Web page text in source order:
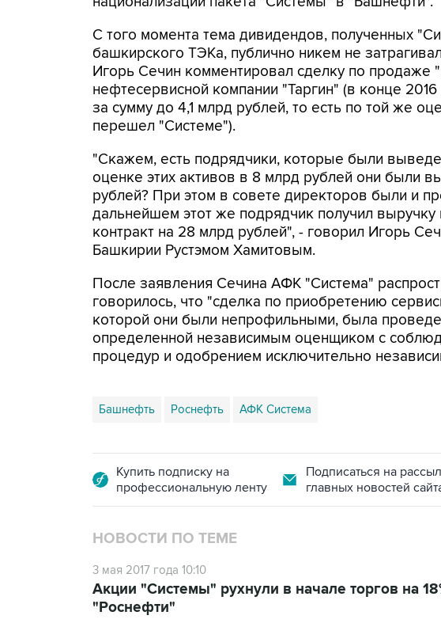
С того момента тема дивидендов, полученных
башкирского ТЭКа, публично никем не
Игорь Сечин комментировал сделку по
нефтесервисной компании "Таргин" (в конце
за сумму до 4,1 млрд рублей, то есть по той же
перешел "Системе").
"Скажем, есть подрядчики, которые были
оценке этих активов в 8 млрд рублей они были
рублей? При этом в совете директоров были и
дальнейшем этот же подрядчик получил
контракт на 28 млрд рублей", - говорил Игорь
Башкирии Рустэмом Хамитовым.
После заявления Сечина АФК "Система"
говорилось, что "сделка по приобретению
которой они были непрофильными, была
определенной независимым оценщиком с
процедур и одобрением исключительно
Башнефть Роснефть АФК Система
Купить подписку на
профессиональную ленту
Подписаться на
главных новостей
НОВОСТИ ПО ТЕМЕ
3 мая 2017 года 10:10
Акции "Системы" рухнули в начале торгов на
"Роснефти"